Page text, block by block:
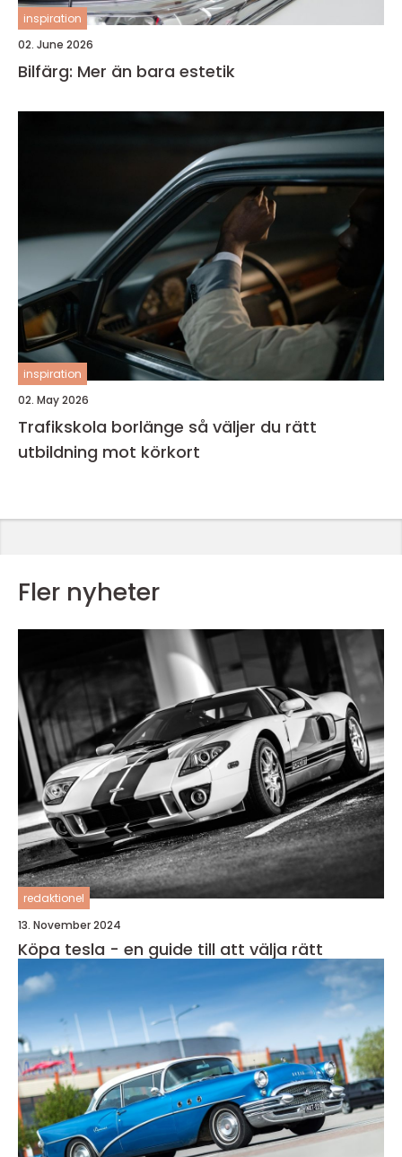
inspiration
02. June 2026
Bilfärg: Mer än bara estetik
inspiration
02. May 2026
Trafikskola borlänge så väljer du rätt
utbildning mot körkort
Fler nyheter
redaktionel
13. November 2024
Köpa tesla - en guide till att välja rätt